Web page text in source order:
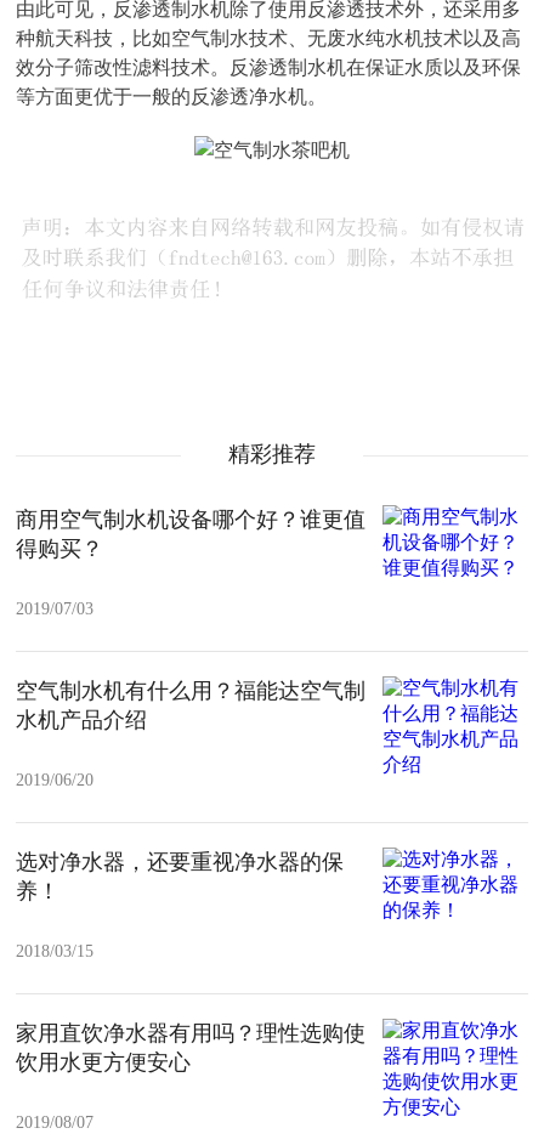
由此可见，反渗透制水机除了使用反渗透技术外，还采用多
种航天科技，比如空气制水技术、无废水纯水机技术以及高
效分子筛改性滤料技术。反渗透制水机在保证水质以及环保
等方面更优于一般的反渗透净水机。
精彩推荐
商用空气制水机设备哪个好？谁更值
得购买？
2019/07/03
空气制水机有什么用？福能达空气制
水机产品介绍
2019/06/20
选对净水器，还要重视净水器的保
养！
2018/03/15
家用直饮净水器有用吗？理性选购使
饮用水更方便安心
2019/08/07